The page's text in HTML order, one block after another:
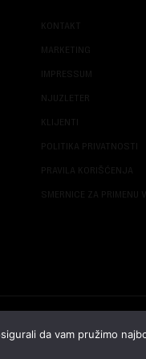
KONTAKT
MARKETING
IMPRESSUM
NJUZLETER
KLIJENTI
POLITIKA PRIVATNOSTI
PRAVILA KORIŠĆENJA
SMERNICE ZA PRIMENU
da vam pružimo